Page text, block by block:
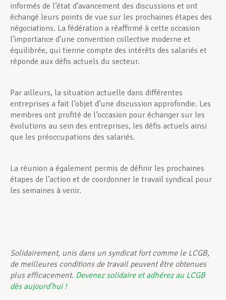
informés de l’état d’avancement des discussions et ont
échangé leurs points de vue sur les prochaines étapes des
négociations. La fédération a réaffirmé à cette occasion
l’importance d’une convention collective moderne et
équilibrée, qui tienne compte des intérêts des salariés et
réponde aux défis actuels du secteur.
Par ailleurs, la situation actuelle dans différentes
entreprises a fait l’objet d’une discussion approfondie. Les
membres ont profité de l’occasion pour échanger sur les
évolutions au sein des entreprises, les défis actuels ainsi
que les préoccupations des salariés.
La réunion a également permis de définir les prochaines
étapes de l’action et de coordonner le travail syndical pour
les semaines à venir.
Solidairement, unis dans un syndicat fort comme le LCGB,
de meilleures conditions de travail peuvent être obtenues
plus efficacement. Devenez solidaire et adhérez au LCGB
dès aujourd’hui !